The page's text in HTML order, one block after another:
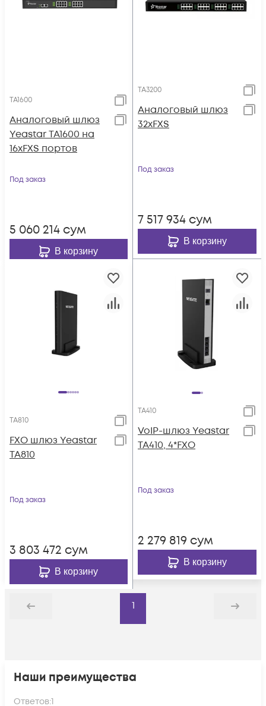
TA1600
Аналоговый шлюз
Yeastar TA1600 на
16xFXS портов
Под заказ
5 060 214 сум
В корзину
TA3200
Аналоговый шлюз
32xFXS
Под заказ
7 517 934 сум
В корзину
TA810
FXO шлюз Yeastar
TA810
Под заказ
3 803 472 сум
В корзину
TA410
VoIP-шлюз Yeastar
TA410, 4*FXO
Под заказ
2 279 819 сум
В корзину
Назад
1
Дальше
Наши преимущества
Ответов:1